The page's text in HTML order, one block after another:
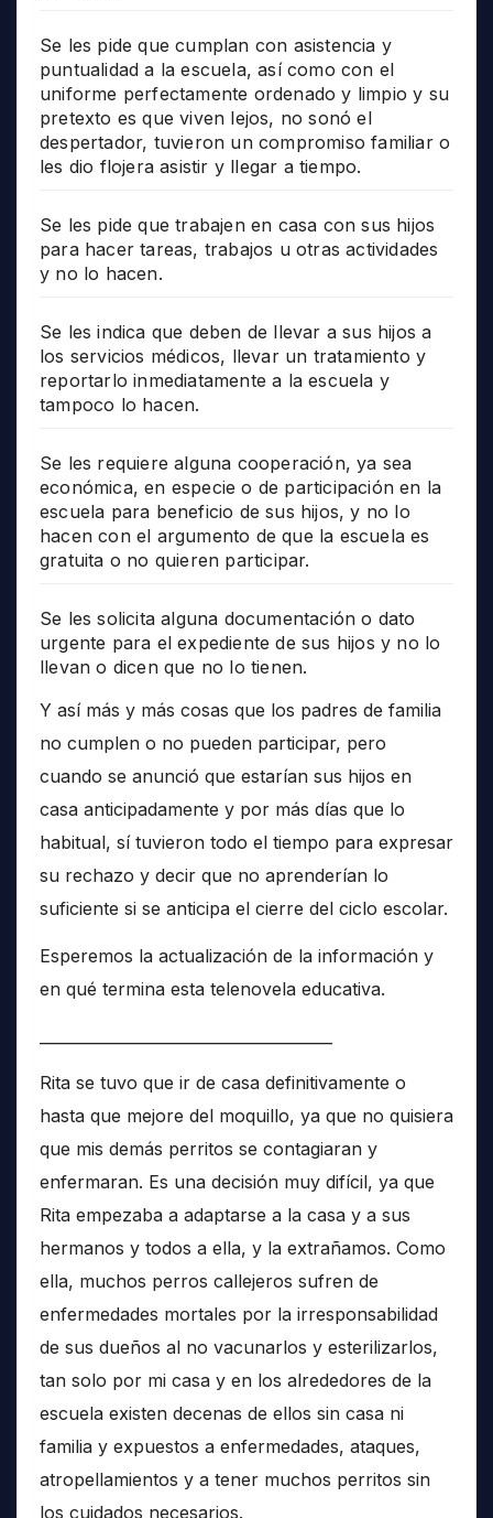
Se les pide que cumplan con asistencia y
puntualidad a la escuela, así como con el
uniforme perfectamente ordenado y limpio y su
pretexto es que viven lejos, no sonó el
despertador, tuvieron un compromiso familiar o
les dio flojera asistir y llegar a tiempo.
Se les pide que trabajen en casa con sus hijos
para hacer tareas, trabajos u otras actividades
y no lo hacen.
Se les indica que deben de llevar a sus hijos a
los servicios médicos, llevar un tratamiento y
reportarlo inmediatamente a la escuela y
tampoco lo hacen.
Se les requiere alguna cooperación, ya sea
económica, en especie o de participación en la
escuela para beneficio de sus hijos, y no lo
hacen con el argumento de que la escuela es
gratuita o no quieren participar.
Se les solicita alguna documentación o dato
urgente para el expediente de sus hijos y no lo
llevan o dicen que no lo tienen.
Y así más y más cosas que los padres de familia
no cumplen o no pueden participar, pero
cuando se anunció que estarían sus hijos en
casa anticipadamente y por más días que lo
habitual, sí tuvieron todo el tiempo para expresar
su rechazo y decir que no aprenderían lo
suficiente si se anticipa el cierre del ciclo escolar.
Esperemos la actualización de la información y
en qué termina esta telenovela educativa.
Rita se tuvo que ir de casa definitivamente o
hasta que mejore del moquillo, ya que no quisiera
que mis demás perritos se contagiaran y
enfermaran. Es una decisión muy difícil, ya que
Rita empezaba a adaptarse a la casa y a sus
hermanos y todos a ella, y la extrañamos. Como
ella, muchos perros callejeros sufren de
enfermedades mortales por la irresponsabilidad
de sus dueños al no vacunarlos y esterilizarlos,
tan solo por mi casa y en los alrededores de la
escuela existen decenas de ellos sin casa ni
familia y expuestos a enfermedades, ataques,
atropellamientos y a tener muchos perritos sin
los cuidados necesarios.